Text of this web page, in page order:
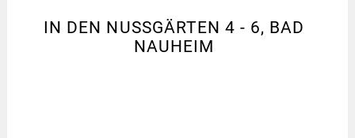
IN DEN NUSSGÄRTEN 4 - 6, BAD
NAUHEIM